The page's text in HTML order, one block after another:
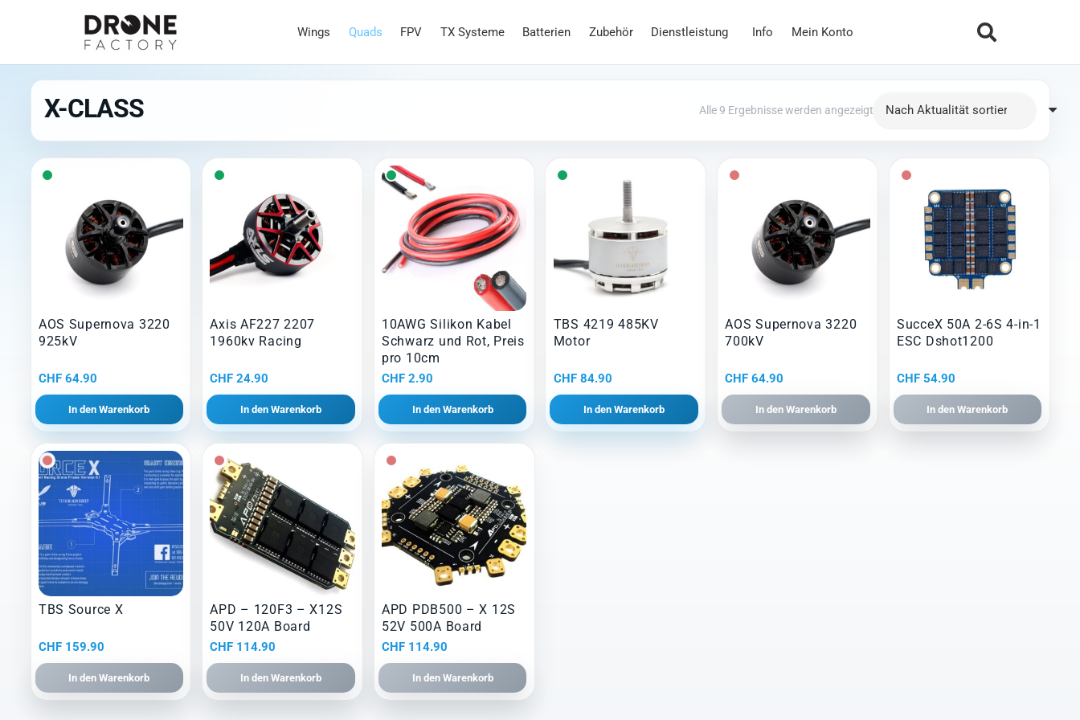
Wings Quads FPV TX Systeme Batterien Zubehör Dienstleistung Info Mein Konto
X-CLASS Alle 9 Ergebnisse werden angezeigtNach Aktualität sortiert
AOS Supernova 3220
925kV
CHF64.90
In den Warenkorb
Axis AF227 2207
1960kv Racing
CHF 24.90
In den Warenkorb
10AWG Silikon Kabel
Schwarz und Rot, Preis
pro 10cm
CHF 2.90
In den Warenkorb
TBS 4219 485KV
Motor
CHF84.90
In den Warenkorb
AOS Supernova 3220
700kV
CHF 64.90
In den Warenkorb
SucceX 50A 2-6S 4-in-1
ESC Dshot1200
CHF54.90
In den Warenkorb
TBS Source X
CHF159.90
In den Warenkorb
APD – 120F3 – X12S
50V 120A Board
CHF 114.90
In den Warenkorb
APD PDB500 – X 12S
52V 500A Board
CHF 114.90
In den Warenkorb